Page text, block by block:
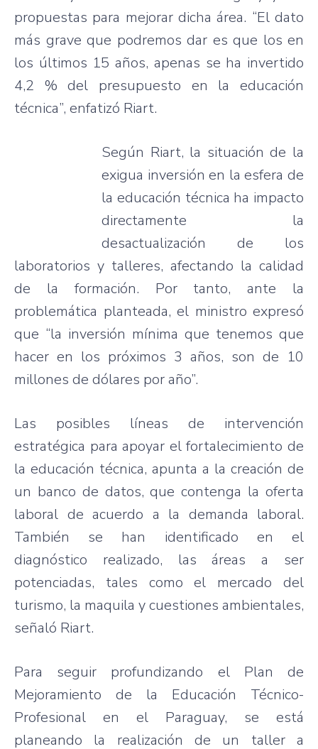
propuestas para mejorar dicha área. “El dato
más grave que podremos dar es que los en
los últimos 15 años, apenas se ha invertido
4,2 % del presupuesto en la educación
técnica”, enfatizó Riart.
Según Riart, la situación de la
exigua inversión en la esfera de
la educación técnica ha impacto
directamente la
desactualización de los
laboratorios y talleres, afectando la calidad
de la formación. Por tanto, ante la
problemática planteada, el ministro expresó
que “la inversión mínima que tenemos que
hacer en los próximos 3 años, son de 10
millones de dólares por año”.
Las posibles líneas de intervención
estratégica para apoyar el fortalecimiento de
la educación técnica, apunta a la creación de
un banco de datos, que contenga la oferta
laboral de acuerdo a la demanda laboral.
También se han identificado en el
diagnóstico realizado, las áreas a ser
potenciadas, tales como el mercado del
turismo, la maquila y cuestiones ambientales,
señaló Riart.
Para seguir profundizando el Plan de
Mejoramiento de la Educación Técnico-
Profesional en el Paraguay, se está
planeando la realización de un taller a